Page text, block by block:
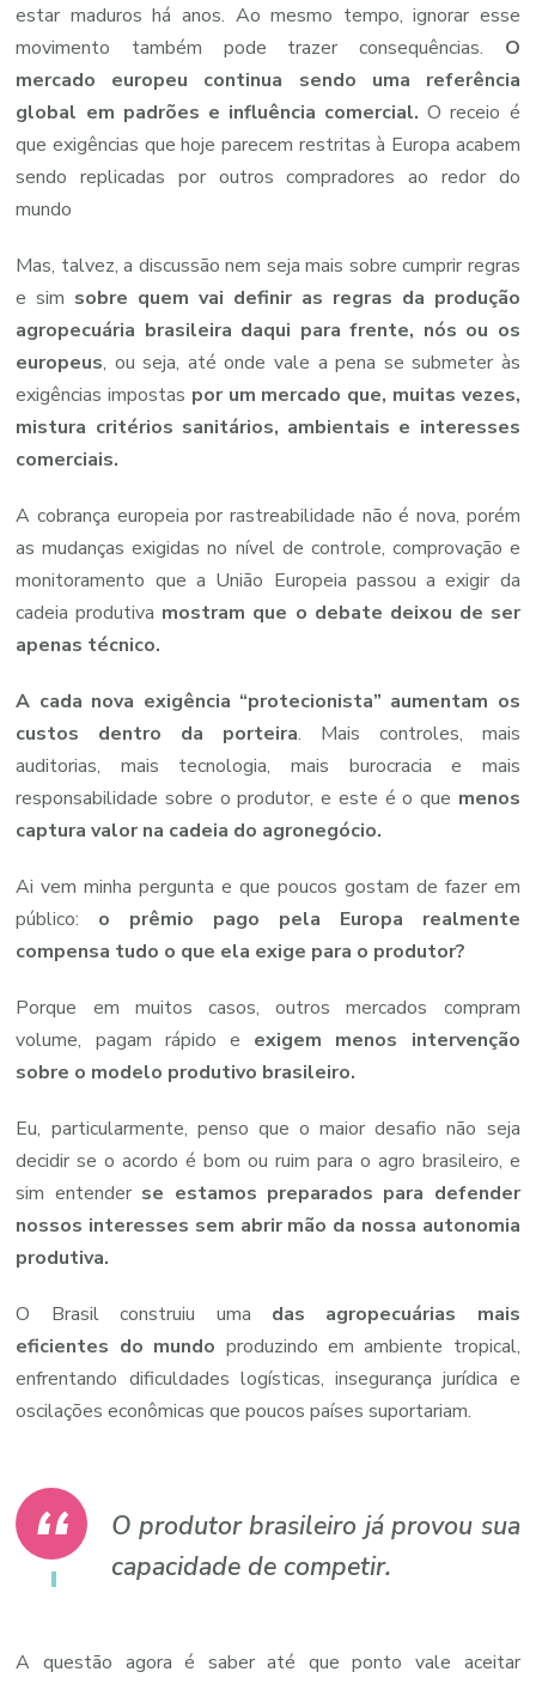
estar maduros há anos. Ao mesmo tempo, ignorar esse
movimento também pode trazer consequências. O
mercado europeu continua sendo uma referência
global em padrões e influência comercial. O receio é
que exigências que hoje parecem restritas à Europa acabem
sendo replicadas por outros compradores ao redor do
mundo
Mas, talvez, a discussão nem seja mais sobre cumprir regras
e sim sobre quem vai definir as regras da produção
agropecuária brasileira daqui para frente, nós ou os
europeus, ou seja, até onde vale a pena se submeter às
exigências impostas por um mercado que, muitas vezes,
mistura critérios sanitários, ambientais e interesses
comerciais.
A cobrança europeia por rastreabilidade não é nova, porém
as mudanças exigidas no nível de controle, comprovação e
monitoramento que a União Europeia passou a exigir da
cadeia produtiva mostram que o debate deixou de ser
apenas técnico.
A cada nova exigência “protecionista” aumentam os
custos dentro da porteira. Mais controles, mais
auditorias, mais tecnologia, mais burocracia e mais
responsabilidade sobre o produtor, e este é o que menos
captura valor na cadeia do agronegócio.
Ai vem minha pergunta e que poucos gostam de fazer em
público: o prêmio pago pela Europa realmente
compensa tudo o que ela exige para o produtor?
Porque em muitos casos, outros mercados compram
volume, pagam rápido e exigem menos intervenção
sobre o modelo produtivo brasileiro.
Eu, particularmente, penso que o maior desafio não seja
decidir se o acordo é bom ou ruim para o agro brasileiro, e
sim entender se estamos preparados para defender
nossos interesses sem abrir mão da nossa autonomia
produtiva.
O Brasil construiu uma das agropecuárias mais
eficientes do mundo produzindo em ambiente tropical,
enfrentando dificuldades logísticas, insegurança jurídica e
oscilações econômicas que poucos países suportariam.
O produtor brasileiro já provou sua
capacidade de competir.
A questão agora é saber até que ponto vale aceitar